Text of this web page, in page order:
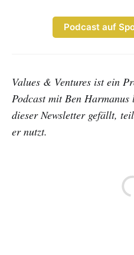
Podcast auf
Values & Ventures ist ein
Podcast mit Ben
dieser Newsletter gefällt,
er nutzt.